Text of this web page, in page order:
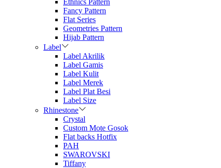
Ethnics Pattern
Fancy Pattern
Flat Series
Geometries Pattern
Hijab Pattern
Label
Label Akrilik
Label Gamis
Label Kulit
Label Merek
Label Plat Besi
Label Size
Rhinestone
Crystal
Custom Mote Gosok
Flat backs Hotfix
PAH
SWAROVSKI
Tiffany